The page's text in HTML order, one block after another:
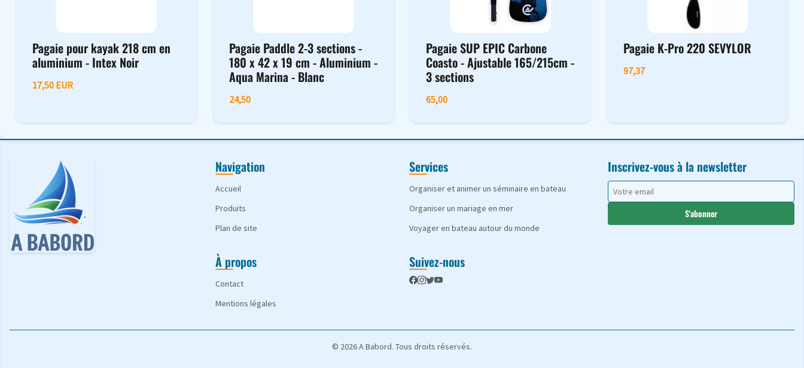
Pagaie pour kayak 218 cm en
aluminium - Intex Noir
17,50 EUR
Pagaie Paddle 2-3 sections -
180 x 42 x 19 cm - Aluminium -
Aqua Marina - Blanc
24,50
Pagaie SUP EPIC Carbone
Coasto - Ajustable 165/215cm -
3 sections
65,00
Pagaie K-Pro 220 SEVYLOR
97,37
Navigation
Accueil
Produits
Plan de site
Services
Organiser et animer un séminaire en bateau
Organiser un mariage en mer
Voyager en bateau autour du monde
À propos
Contact
Mentions légales
Suivez-nous
Inscrivez-vous à la newsletter
S'abonner
© 2026 A Babord. Tous droits réservés.